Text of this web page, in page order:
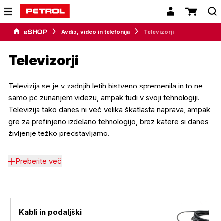
Avdio, video in telefonija Televizorji
Televizorji
Televizija se je v zadnjih letih bistveno spremenila in to ne
samo po zunanjem videzu, ampak tudi v svoji tehnologiji.
Televizija tako danes ni več velika škatlasta naprava, ampak
gre za prefinjeno izdelano tehnologijo, brez katere si danes
življenje težko predstavljamo.
Preberite več
Kabli in podaljški